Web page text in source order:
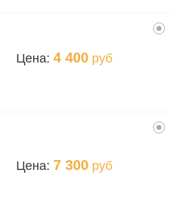
Цена: 4 400 руб
Цена: 7 300 руб